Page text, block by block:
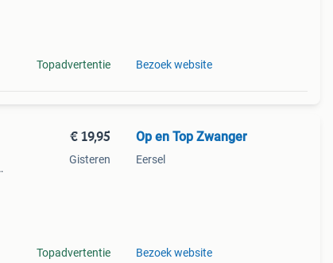
Topadvertentie Bezoek website
€ 19,95
Gisteren
Topadvertentie
Op en Top Zwanger
Eersel
Bezoek website